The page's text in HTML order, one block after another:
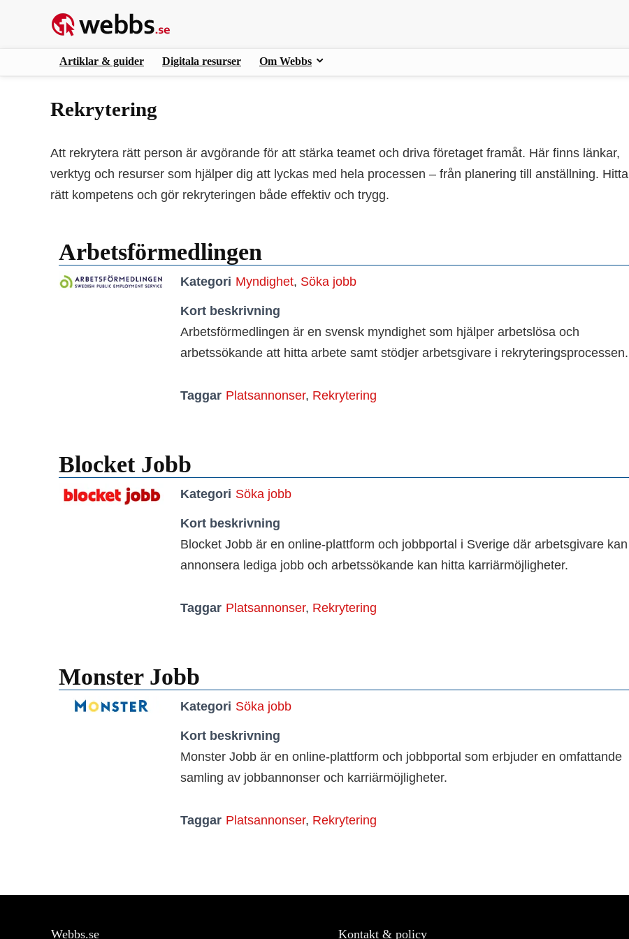
Artiklar & guider Digitala resurser Om Webbs
Rekrytering
Att rekrytera rätt person är avgörande för att stärka teamet och driva företaget framåt. Här finns länkar,
verktyg och resurser som hjälper dig att lyckas med hela processen – från planering till anställning. Hitta
rätt kompetens och gör rekryteringen både effektiv och trygg.
Arbetsförmedlingen
Kategori Myndighet, Söka jobb
Kort beskrivning
Arbetsförmedlingen är en svensk myndighet som hjälper arbetslösa och
arbetssökande att hitta arbete samt stödjer arbetsgivare i rekryteringsprocessen.
Taggar Platsannonser, Rekrytering
Blocket Jobb
Kategori Söka jobb
Kort beskrivning
Blocket Jobb är en online-plattform och jobbportal i Sverige där arbetsgivare kan
annonsera lediga jobb och arbetssökande kan hitta karriärmöjligheter.
Taggar Platsannonser, Rekrytering
Monster Jobb
Kategori Söka jobb
Kort beskrivning
Monster Jobb är en online-plattform och jobbportal som erbjuder en omfattande
samling av jobbannonser och karriärmöjligheter.
Taggar Platsannonser, Rekrytering
Webbs.se Kontakt & policy